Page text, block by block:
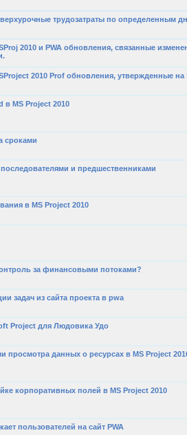
трудозатраты по определенным
2010 и PWA обновления, связанные
2010 Prof обновления, утвержденные на
в MS Project 2010
сроками
и предшественниками
в MS Project 2010
за финансовыми потоками?
задач из сайта проекта в pwa
Project для Людовика Удо
просмотра данных о ресурсах в MS Project
корпоративных полей в MS Project 2010
пользователей на сайт PWA